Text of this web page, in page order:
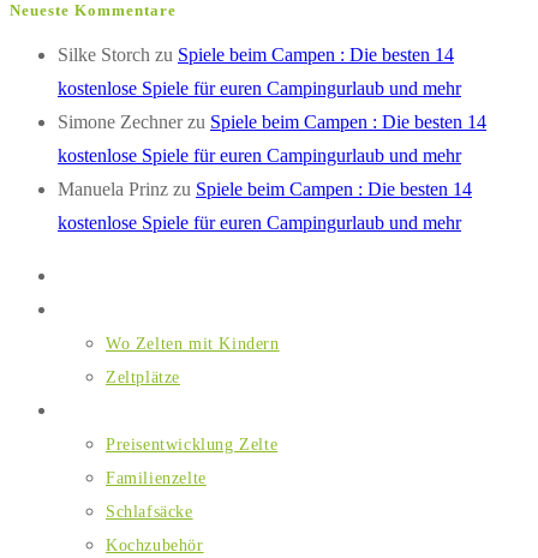
Neueste Kommentare
Silke Storch zu Spiele beim Campen : Die besten 14
kostenlose Spiele für euren Campingurlaub und mehr
Simone Zechnerzu Spiele beim Campen : Die besten 14
kostenlose Spiele für euren Campingurlaub und mehr
Manuela Prinz zu Spiele beim Campen : Die besten 14
kostenlose Spiele für euren Campingurlaub und mehr
Wo Zelten mit Kindern
Zeltplätze
Preisentwicklung Zelte
Familienzelte
Schlafsäcke
Kochzubehör